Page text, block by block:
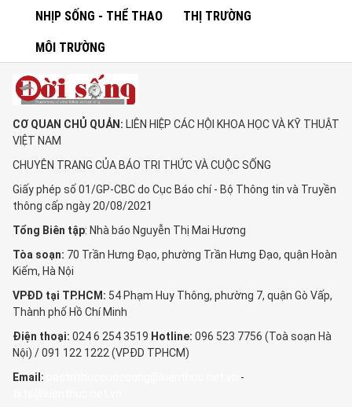
NHỊP SỐNG - THỂ THAO THỊ TRƯỜNG
MÔI TRƯỜNG
CƠ QUAN CHỦ QUẢN: LIÊN HIỆP CÁC HỘI KHOA HỌC VÀ KỸ THUẬT
VIỆT NAM
CHUYÊN TRANG CỦA BÁO TRI THỨC VÀ CUỘC SỐNG
Giấy phép số 01/GP-CBC do Cục Báo chí - Bộ Thông tin và Truyền
thông cấp ngày 20/08/2021
Tổng Biên tập: Nhà báo Nguyễn Thị Mai Hương
Tòa soạn: 70 Trần Hưng Đạo, phường Trần Hưng Đạo, quận Hoàn
Kiếm, Hà Nội
VPĐD tại TP.HCM: 54 Phạm Huy Thông, phường 7, quận Gò Vấp,
Thành phố Hồ Chí Minh
Điện thoại: 024 6 254 3519 Hotline: 096 523 7756 (Toà soạn Hà
Nội) / 091 122 1222 (VPĐD TPHCM)
Email:
-